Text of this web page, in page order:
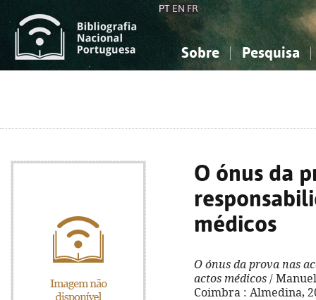
PT EN FR
Sobre Pesquisa
O ónus da
médicos
O ónus da prova nas
actos médicos /
Coimbra : Almedina,